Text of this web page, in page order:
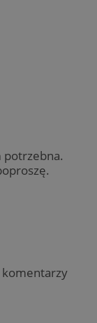
potrzebna.
komentarzy